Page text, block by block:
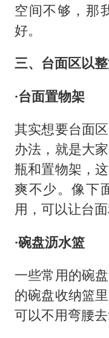
空间不够，那
好。
三、台面区以
·台面置物架
其实想要台面
办法，就是大
瓶和置物架，
爽不少。像下
用，可以让台
·碗盘沥水篮
一些常用的碗
的碗盘收纳篮
可以不用弯腰去